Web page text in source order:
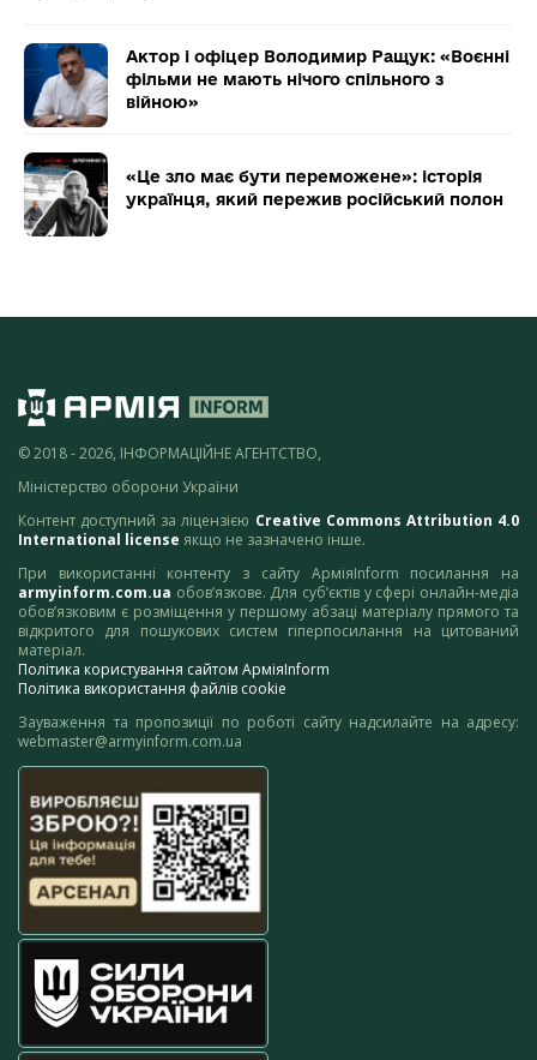
Актор і офіцер Володимир Ращук: «Воєнні
фільми не мають нічого спільного з
війною»
«Це зло має бути переможене»: історія
українця, який пережив російський полон
© 2018 - 2026, ІНФОРМАЦІЙНЕ АГЕНТСТВО,
Міністерство оборони України
Контент доступний за ліцензією Creative Commons Attribution 4.0
International license якщо не зазначено інше.
При використанні контенту з сайту АрміяInform посилання на
armyinform.com.ua обов’язкове. Для суб’єктів у сфері онлайн-медіа
обов’язковим є розміщення у першому абзаці матеріалу прямого та
відкритого для пошукових систем гіперпосилання на цитований
матеріал.
Політика користування сайтом АрміяInform
Політика використання файлів cookie
Зауваження та пропозиції по роботі сайту надсилайте на адресу:
webmaster@armyinform.com.ua